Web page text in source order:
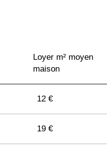
Loyer m² moyen
maison
12 €
19 €